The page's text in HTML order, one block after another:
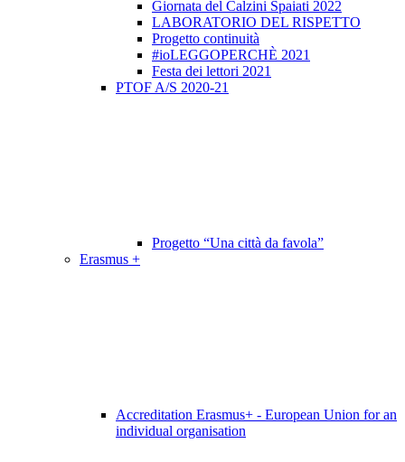
Giornata del Calzini Spaiati 2022
LABORATORIO DEL RISPETTO
Progetto continuità
#ioLEGGOPERCHÈ 2021
Festa dei lettori 2021
PTOF A/S 2020-21
Progetto “Una città da favola”
Erasmus +
Accreditation Erasmus+ - European Union for an
individual organisation